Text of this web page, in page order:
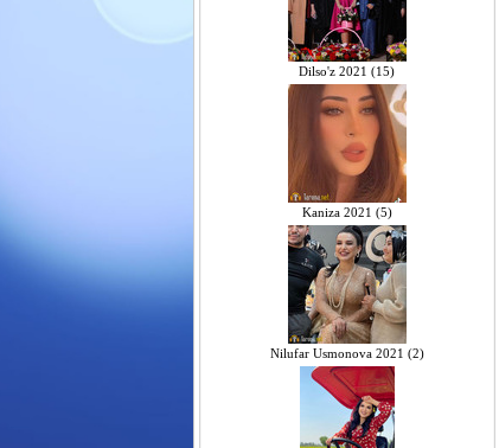
Dilso'z 2021 (15)
Kaniza 2021 (5)
Nilufar Usmonova 2021 (2)